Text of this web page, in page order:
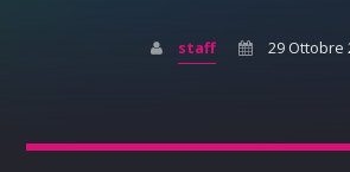
staff 29 Ottobre